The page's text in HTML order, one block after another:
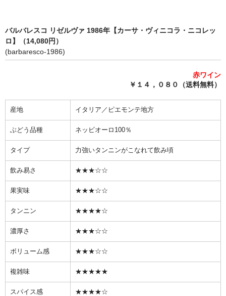
バルバレスコ リゼルヴァ 1986年【カーサ・ヴィニコラ・ニコレッ
ロ】（14,080円）
(barbaresco-1986)
赤ワイン
￥１４，０８０（送料無料）
産地 イタリア／ピエモンテ地方
ぶどう品種 ネッビオーロ100％
タイプ 力強いタンニンがこなれて飲み頃
飲み易さ ★★★☆☆
果実味 ★★★☆☆
タンニン ★★★★☆
濃厚さ ★★★☆☆
ボリューム感 ★★★☆☆
複雑味 ★★★★★
スパイス感 ★★★★☆